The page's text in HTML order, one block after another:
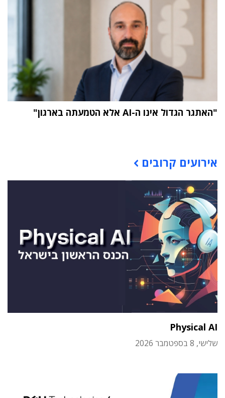
"האתגר הגדול אינו ה-AI אלא הטמעתה בארגון"
אירועים קרובים
Physical AI
שלישי, 8 בספטמבר 2026